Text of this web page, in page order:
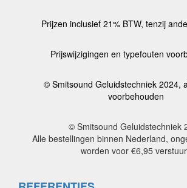
Prijzen inclusief 21% BTW, tenzij
Prijswijzigingen en typefouten
© Smitsound Geluidstechniek 2024,
voorbehouden
© Smitsound Geluidstechniek
Alle bestellingen binnen Nederland,
worden voor €6,95